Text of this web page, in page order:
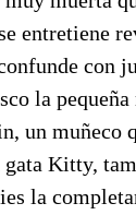
entretiene
con
la pequeña
un muñeco
Kitty,
la